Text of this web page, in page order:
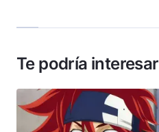
Te podría interesar